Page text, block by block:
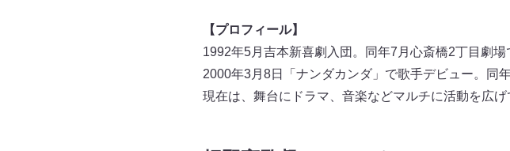
【プロフィール】
1992年5月吉本新喜劇入団。同年7月心斎橋2丁目劇
2000年3月8日「ナンダカンダ」で歌手デビュー。同
現在は、舞台にドラマ、音楽などマルチに活動を広げ